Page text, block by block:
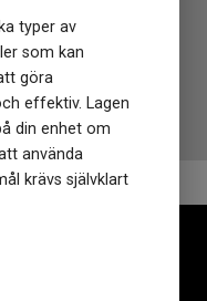
typer av
som kan
göra
effektiv. Lagen
din enhet om
använda
krävs självklart
armbandet
. Klockmaster har
marknaden!